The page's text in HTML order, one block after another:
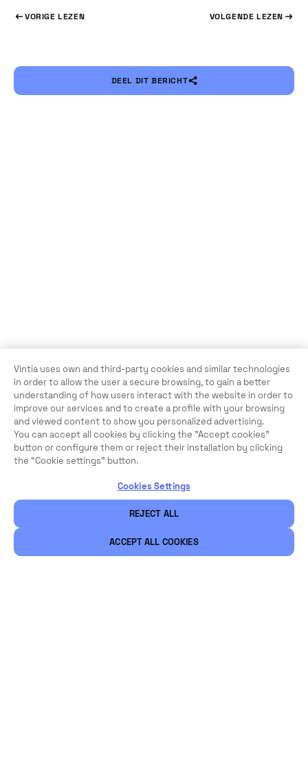
VORIGE LEZEN VOLGENDE LEZEN
DEEL DIT BERICHT
Vintia uses own and third-party cookies and similar technologies
in order to allow the user a secure browsing, to gain a better
understanding of how users interact with the website in order to
improve our services and to create a profile with your browsing
and viewed content to show you personalized advertising.
You can accept all cookies by clicking the "Accept cookies"
button or configure them or reject their installation by clicking
the “Cookie settings” button.
Cookies Settings
REJECT ALL
ACCEPT ALL COOKIES